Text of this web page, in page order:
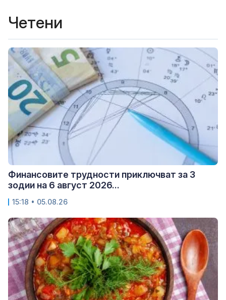
Четени
Финансовите трудности приключват за 3
зодии на 6 август 2026...
15:18 • 05.08.26